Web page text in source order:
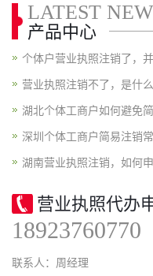
LATEST
产品中心
个体户营业执照注销了，
营业执照注销不了，是什
湖北个体工商户如何避免
深圳个体工商户简易注销
湖南营业执照注销，如何
营业执照代办
18923760770
联系人：周经理